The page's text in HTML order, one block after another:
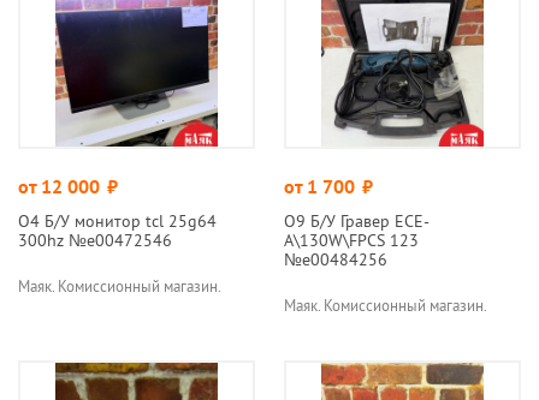
от 12 000 руб.
О4 Б/У монитор tcl 25g64
300hz №e00472546
Маяк. Комиссионный магазин.
от 1 700 руб.
О9 Б/У Гравер ECE-
A\130W\FPCS 123
№e00484256
Маяк. Комиссионный магазин.